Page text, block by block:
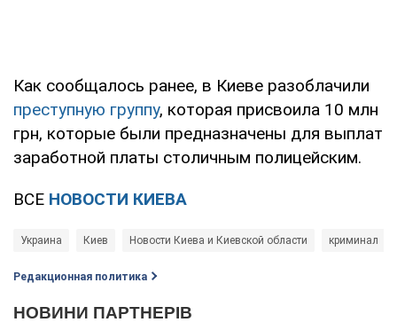
Как сообщалось ранее, в Киеве разоблачили
преступную группу, которая присвоила 10 млн
грн, которые были предназначены для выплат
заработной платы столичным полицейским.
ВСЕ НОВОСТИ КИЕВА
Украина Киев Новости Киева и Киевской области криминал
Редакционная политика